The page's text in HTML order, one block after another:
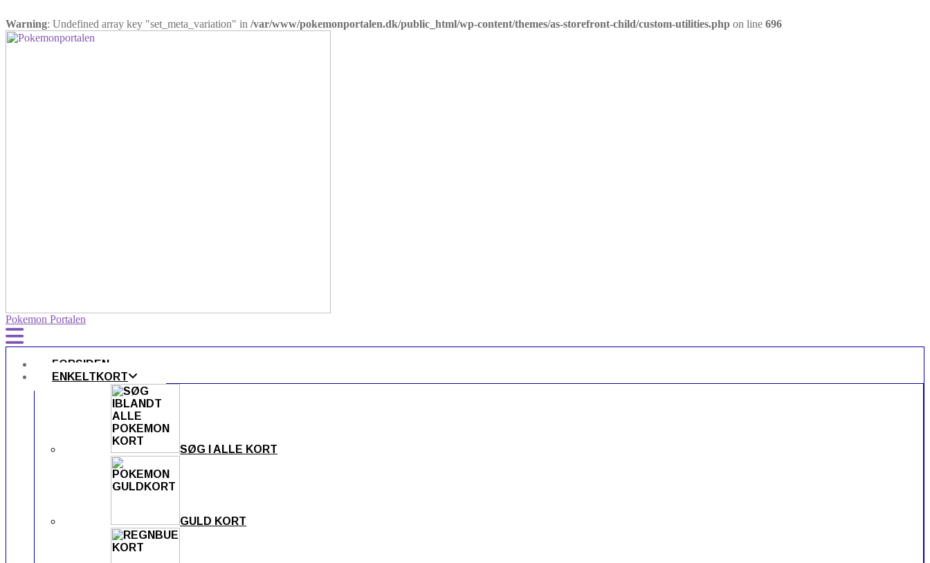
Warning: Undefined array key "set_meta_variation" in /var/www/pokemonportalen.dk/public_html/wp-content/themes/as-storefront-child/custom-utilities.php on line 696
Pokemon Portalen
FORSIDEN
ENKELTKORT
SØG I ALLE KORT
GULD KORT